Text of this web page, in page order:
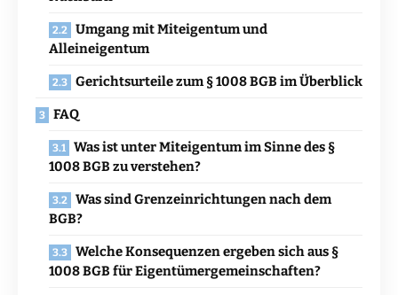
Umgang mit Miteigentum und
Alleineigentum
Gerichtsurteile zum § 1008 BGB im Überblick
FAQ
Was ist unter Miteigentum im Sinne des §
1008 BGB zu verstehen?
Was sind Grenzeinrichtungen nach dem
BGB?
Welche Konsequenzen ergeben sich aus §
1008 BGB für Eigentümergemeinschaften?